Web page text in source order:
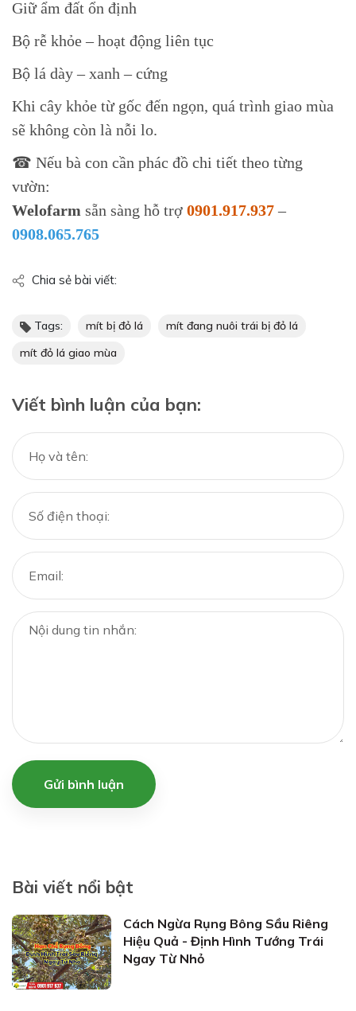
Giữ ẩm đất ổn định
Bộ rễ khỏe – hoạt động liên tục
Bộ lá dày – xanh – cứng
Khi cây khỏe từ gốc đến ngọn, quá trình giao mùa
sẽ không còn là nỗi lo.
☎ Nếu bà con cần phác đồ chi tiết theo từng
vườn:
Welofarm sẵn sàng hỗ trợ 0901.917.937 –
0908.065.765
Chia sẻ bài viết:
Tags: mít bị đỏ lá
mít đang nuôi trái bị đỏ lá
mít đỏ lá giao mùa
Viết bình luận của bạn:
Gửi bình luận
Bài viết nổi bật
Cách Ngừa Rụng Bông Sầu Riêng
Hiệu Quả - Định Hình Tướng Trái
Ngay Từ Nhỏ